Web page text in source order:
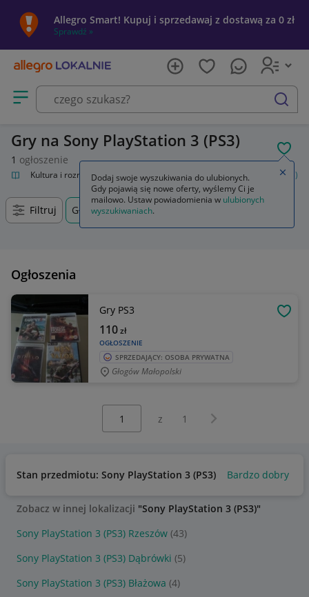
Allegro Smart! Kupuj i sprzedawaj z dostawą za 0 zł
Sprawdź »
Otwórz menu z kategoriami
szukaj
Gry na Sony PlayStation 3 (PS3)
1 ogłoszenie
Kultura i rozrywka Gry Gry na konsole Sony PlayStation 3 (PS3)
Filtruj Głogów Małopolski, Podkarpackie, +0 km
Ogłoszenia
Gry PS3
OGŁOSZENIE
110zł
SPRZEDAJĄCY: OSOBA PRYWATNA
Głogów Małopolski
z 1 Następna strona
Stan przedmiotu: Sony PlayStation 3 (PS3) Bardzo dobry
Zobacz w innej lokalizacji "Sony PlayStation 3 (PS3)"
Sony PlayStation 3 (PS3) Rzeszów (43)
Sony PlayStation 3 (PS3) Dąbrówki (5)
Sony PlayStation 3 (PS3) Błażowa (4)
Dodaj swoje wyszukiwania do ulubionych.
Gdy pojawią się nowe oferty, wyślemy Ci je
mailowo. Ustaw powiadomienia w ulubionych
wyszukiwaniach.